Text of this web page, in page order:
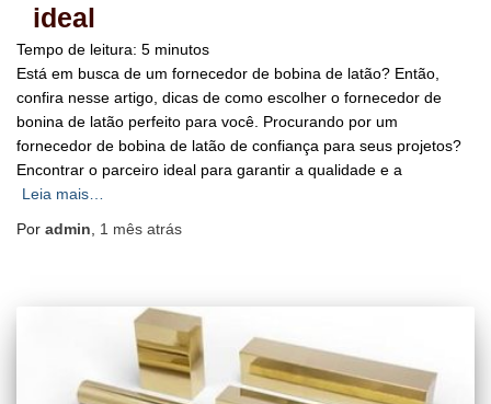
ideal
Tempo de leitura: 5 minutos
Está em busca de um fornecedor de bobina de latão? Então,
confira nesse artigo, dicas de como escolher o fornecedor de
bonina de latão perfeito para você. Procurando por um
fornecedor de bobina de latão de confiança para seus projetos?
Encontrar o parceiro ideal para garantir a qualidade e a
Leia mais…
Por admin 1 mês atrás